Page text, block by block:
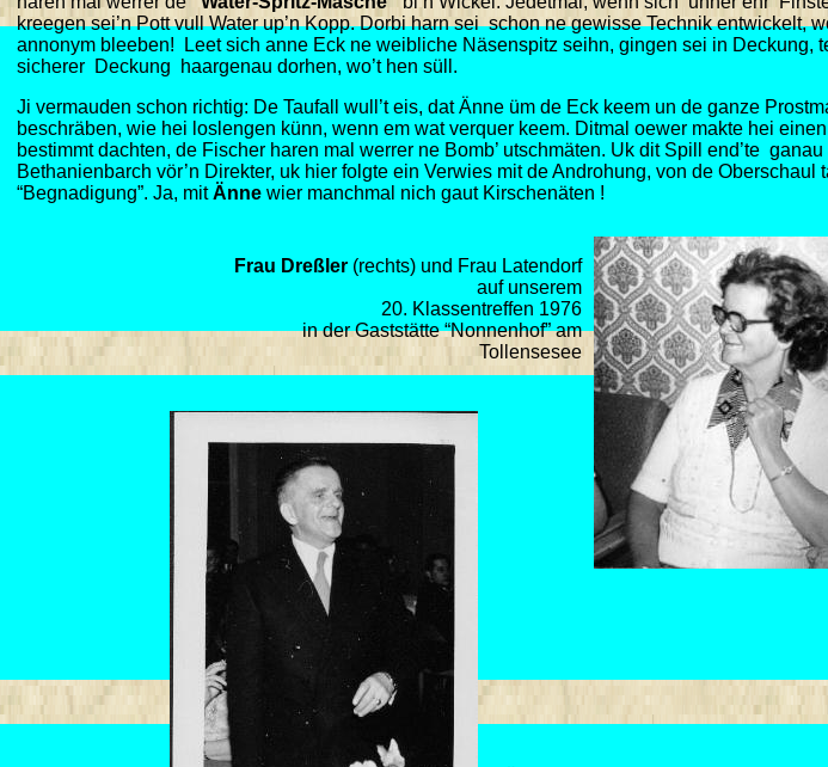
kreegen sei’n Pott vull Water up’n Kopp. Dorbi harn sei schon ne gewisse Technik entwickelt,
annonym bleeben! Leet sich anne Eck ne weibliche Näsenspitz seihn, gingen sei in Deckung,
sicherer Deckung haargenau dorhen, wo’t hen süll.
Ji vermauden schon richtig: De Taufall wull’t eis, dat Änne üm de Eck keem un de ganze
beschräben, wie hei loslengen künn, wenn em wat verquer keem. Ditmal oewer makte hei
bestimmt dachten, de Fischer haren mal werrer ne Bomb’ utschmäten. Uk dit Spill end’te ganau
Bethanienbarch vör’n Direkter, uk hier folgte ein Verwies mit de Androhung, von de Oberschaul
“Begnadigung”. Ja, mitÄnne wier manchmal nich gaut Kirschenäten !
Frau Dreßler (rechts) und Frau Latendorf
auf unserem
20. Klassentreffen 1976
in der Gaststätte “Nonnenhof” am
Tollensesee